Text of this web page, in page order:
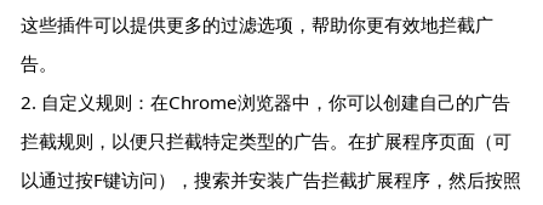
这些插件可以提供更多的过滤选项，帮助你更有效地拦截广
告。
2. 自定义规则：在Chrome浏览器中，你可以创建自己的广告
拦截规则，以便只拦截特定类型的广告。在扩展程序页面（可
以通过按F键访问），搜索并安装广告拦截扩展程序，然后按照